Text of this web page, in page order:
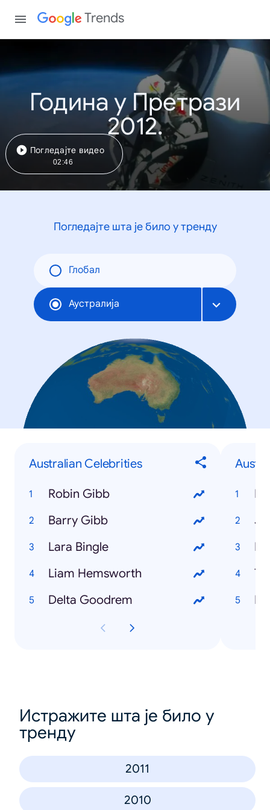
Trends
Година у Претрази
2012.
Погледајте видео
02:46
Погледајте шта је било у тренду
Глобал
Аустралија
Australian Celebrities
Robin Gibb
Barry Gibb
Lara Bingle
Liam Hemsworth
Delta Goodrem
Истражите шта је било у
тренду
2011
2010